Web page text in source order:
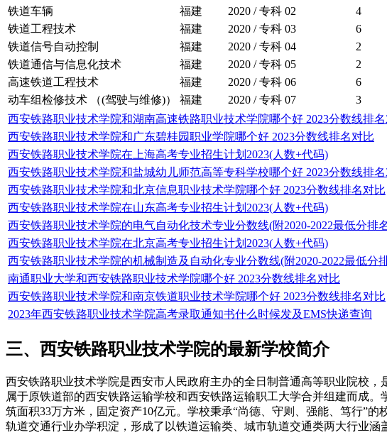
铁道车辆
福建 2020 / 专科 02 4
铁道工程技术
福建 2020 / 专科 03 6
铁道信号自动控制
福建 2020 / 专科 04 2
铁道通信与信息化技术
福建 2020 / 专科 05 2
高速铁道工程技术
福建 2020 / 专科 06 6
动车组检修技术 （(驾驶与维修)）
福建 2020 / 专科 07 3
西安铁路职业技术学院和湖南高速铁路职业技术学院哪个好 2023分数线排
西安铁路职业技术学院和广东碧桂园职业学院哪个好 2023分数线排名对比
西安铁路职业技术学院在上海高考专业招生计划2023(人数+代码)
西安铁路职业技术学院和盐城幼儿师范高等专科学校哪个好 2023分数线排
西安铁路职业技术学院和北京信息职业技术学院哪个好 2023分数线排名对比
西安铁路职业技术学院在山东高考专业招生计划2023(人数+代码)
西安铁路职业技术学院的电气自动化技术专业分数线(附2020-2022最低分排
西安铁路职业技术学院在北京高考专业招生计划2023(人数+代码)
西安铁路职业技术学院的机械制造及自动化专业分数线(附2020-2022最低分
南通职业大学和西安铁路职业技术学院哪个好 2023分数线排名对比
西安铁路职业技术学院和南京铁道职业技术学院哪个好 2023分数线排名对比
2023年西安铁路职业技术学院高考录取通知书什么时候发及EMS快递查询
三、西安铁路职业技术学院的最新学校简介
西安铁路职业技术学院是西安市人民政府主办的全日制普通高等职业院校
属于原铁道部的西安铁路运输学校和西安铁路运输职工大学合并组建而成
筑面积33万方米，固定资产10亿元。学校秉承“尚德、守则、强能、笃行”
轨道交通行业办学积淀，形成了以铁道运输类、城市轨道交通类两大行业